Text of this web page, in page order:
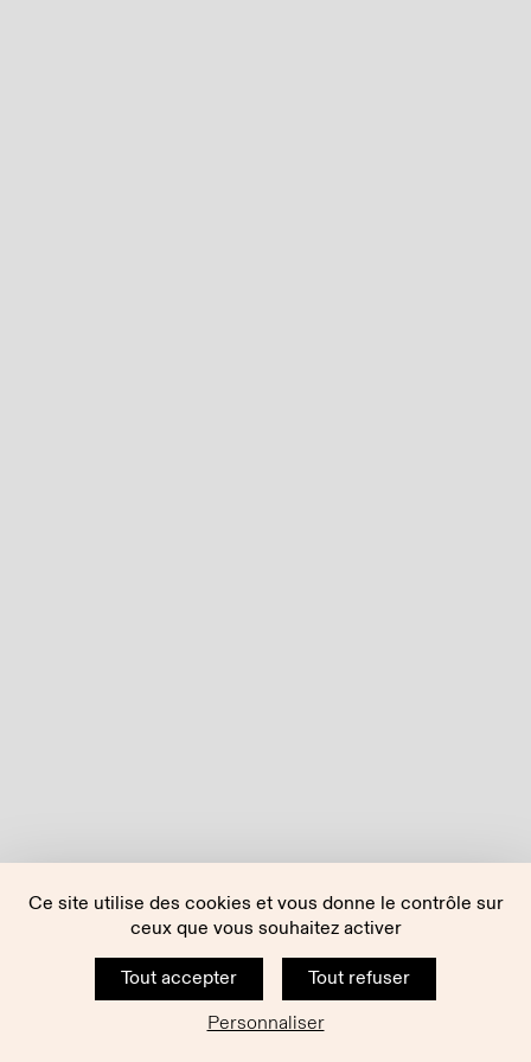
Ce site utilise des cookies et vous donne le contrôle sur
ceux que vous souhaitez activer
Tout accepter
Tout refuser
Personnaliser